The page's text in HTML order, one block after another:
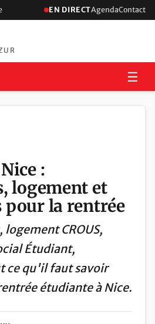
EN DIRECTAgendaContact
☰
:
logement et
pour la rentrée
CROUS,
Étudiant,
ce qu'il faut savoir
étudiante à Nice.